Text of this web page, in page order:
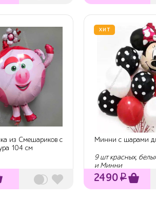
из Смешариков с
104 см
ХИТ
Минни с шарами
9 шт красных,
и Минни
2490₽